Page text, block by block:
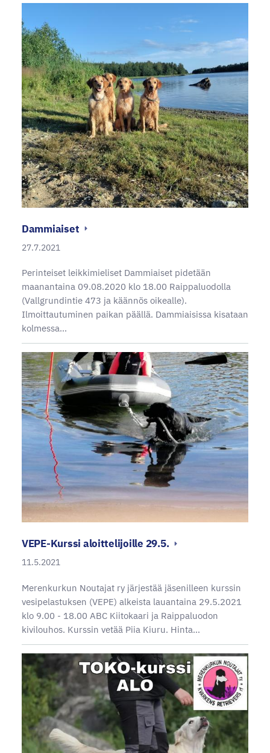
Dammiaiset
27.7.2021
Perinteiset leikkimieliset Dammiaiset pidetään
maanantaina 09.08.2020 klo 18.00 Raippaluodolla
(Vallgrundintie 473 ja käännös oikealle).
Ilmoittautuminen paikan päällä. Dammiaisissa kisataan
kolmessa…
VEPE-Kurssi aloittelijoille 29.5.
11.5.2021
Merenkurkun Noutajat ry järjestää jäsenilleen kurssin
vesipelastuksen (VEPE) alkeista lauantaina 29.5.2021
klo 9.00 - 18.00 ABC Kiitokaari ja Raippaluodon
kivilouhos. Kurssin vetää Piia Kiuru. Hinta…